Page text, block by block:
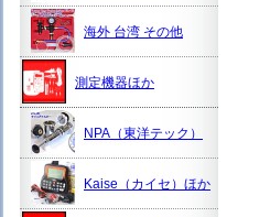
海外 台湾 その他
測定機器ほか
NPA（東洋テック）
Kaise（カイセ）ほか